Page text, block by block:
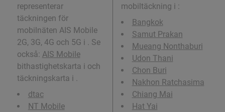
representerar
täckningen för
mobilnäten AIS Mobile
2G, 3G, 4G och 5G i . Se
också: AIS Mobile
bithastighetskarta i och
täckningskarta i .
dtac
NT Mobile
mobiltäckning i :
Bangkok
Samut Prakan
Mueang Nonthaburi
Udon Thani
Chon Buri
Nakhon Ratchasima
Chiang Mai
Hat Yai